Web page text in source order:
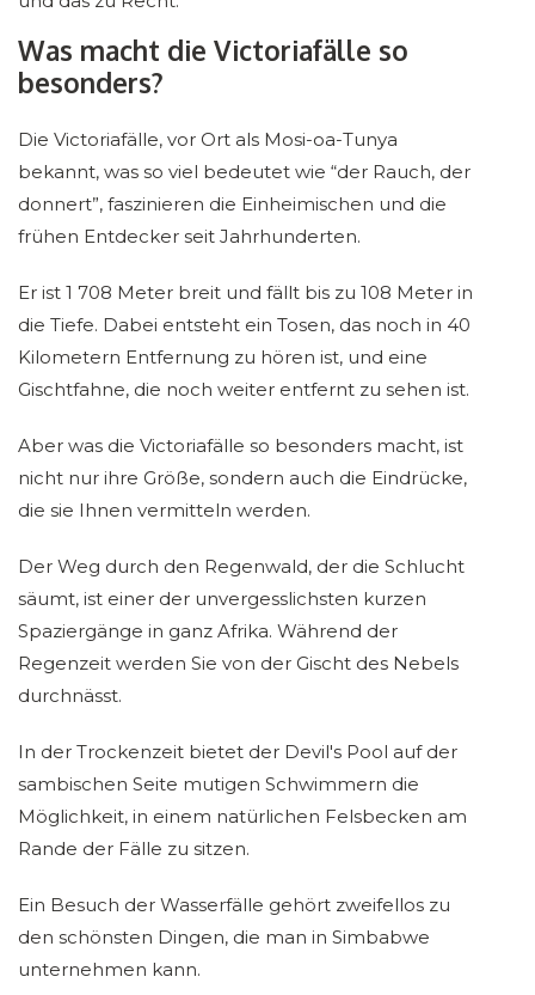
Was macht die Victoriafälle so
besonders?
Die Victoriafälle, vor Ort als Mosi-oa-Tunya
bekannt, was so viel bedeutet wie “der Rauch, der
donnert”, faszinieren die Einheimischen und die
frühen Entdecker seit Jahrhunderten.
Er ist 1 708 Meter breit und fällt bis zu 108 Meter in
die Tiefe. Dabei entsteht ein Tosen, das noch in 40
Kilometern Entfernung zu hören ist, und eine
Gischtfahne, die noch weiter entfernt zu sehen ist.
Aber was die Victoriafälle so besonders macht, ist
nicht nur ihre Größe, sondern auch die Eindrücke,
die sie Ihnen vermitteln werden.
Der Weg durch den Regenwald, der die Schlucht
säumt, ist einer der unvergesslichsten kurzen
Spaziergänge in ganz Afrika. Während der
Regenzeit werden Sie von der Gischt des Nebels
durchnässt.
In der Trockenzeit bietet der Devil's Pool auf der
sambischen Seite mutigen Schwimmern die
Möglichkeit, in einem natürlichen Felsbecken am
Rande der Fälle zu sitzen.
Ein Besuch der Wasserfälle gehört zweifellos zu
den schönsten Dingen, die man in Simbabwe
unternehmen kann.